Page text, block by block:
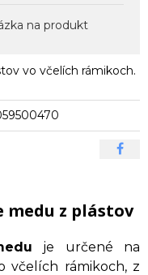
na produkt
vo včelích rámikoch.
medu z plástov
je určené na
včelích rámikoch, z